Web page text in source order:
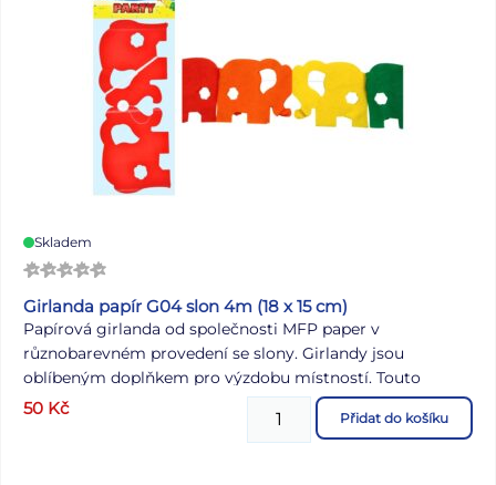
Skladem
Girlanda papír G04 slon 4m (18 x 15 cm)
Papírová girlanda od společnosti MFP paper v
různobarevném provedení se slony. Girlandy jsou
oblíbeným doplňkem pro výzdobu místností. Touto
girlandou nezkazíte dekoraci na žádné party, ať už se bude
jednat o narozeninovou párty pro děti nebo pro dospělé.
50 Kč Přidat do košíku